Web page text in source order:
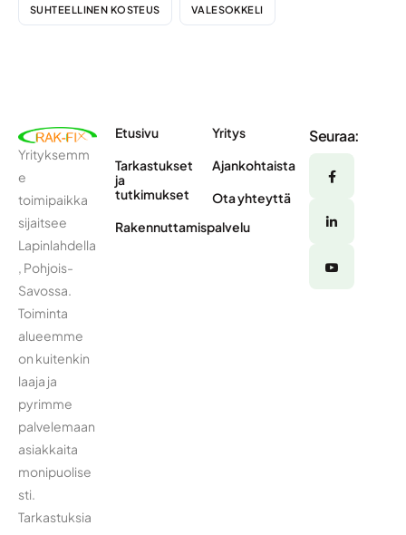
SUHTEELLINEN KOSTEUS VALESOKKELI
Yrityksemm
e
toimipaikka
sijaitsee
Lapinlahdella
, Pohjois-
Savossa.
Toiminta
alueemme
on kuitenkin
laaja ja
pyrimme
palvelemaan
asiakkaita
monipuolise
sti.
Tarkastuksia
Etusivu
Tarkastukset
ja
tutkimukset
Rakennuttamispalvelu
Yritys
Ajankohtaista
Ota yhteyttä
Seuraa: